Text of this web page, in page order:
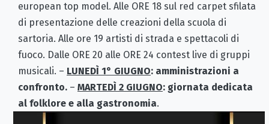
european top model. Alle ORE 18 sul red carpet sfilata
di presentazione delle creazioni della scuola di
sartoria. Alle ore 19 artisti di strada e spettacoli di
fuoco. Dalle ORE 20 alle ORE 24 contest live di gruppi
musicali. – LUNEDÌ 1° GIUGNO: amministrazioni a
confronto. – MARTEDÌ 2 GIUGNO: giornata dedicata
al folklore e alla gastronomia.